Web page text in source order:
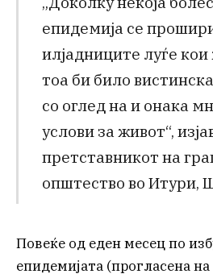
епидемија се
илјадниците луѓе
тоа би било
со оглед на и онака
услови за живот“,
претставникот на
општество во Итури,
Повеќе од еден месец по
епидемијата (прогласена